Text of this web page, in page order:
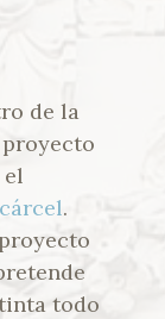
de la
.
todo